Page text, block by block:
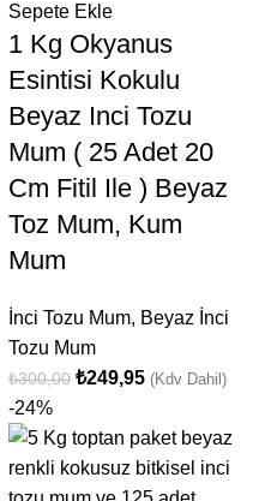
Sepete Ekle
1 Kg Okyanus
Esintisi Kokulu
Beyaz Inci Tozu
Mum ( 25 Adet 20
Cm Fitil Ile ) Beyaz
Toz Mum, Kum
Mum
İnci Tozu Mum, Beyaz İnci
Tozu Mum
₺300,00 ₺249,95 (Kdv Dahil)
-24%